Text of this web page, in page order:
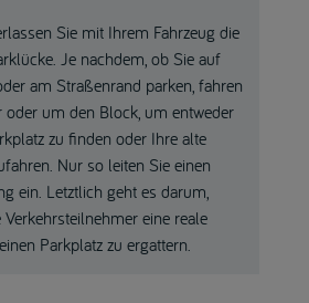
Sie mit Ihrem Fahrzeug die
Je nachdem, ob Sie auf
am Straßenrand parken, fahren
um den Block, um entweder
zu finden oder Ihre alte
Nur so leiten Sie einen
ein. Letztlich geht es darum,
eine reale
Parkplatz zu ergattern.